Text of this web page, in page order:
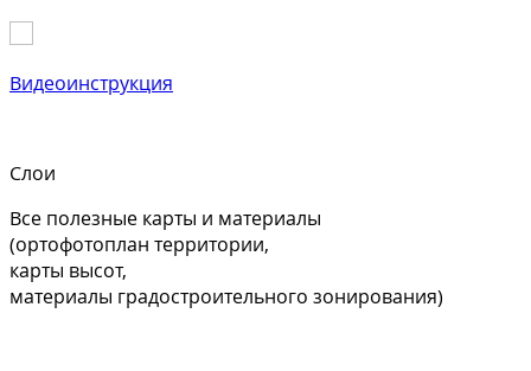
Видеоинструкция
Слои
Все полезные карты и материалы
(ортофотоплан территории,
карты высот,
материалы градостроительного зонирования)